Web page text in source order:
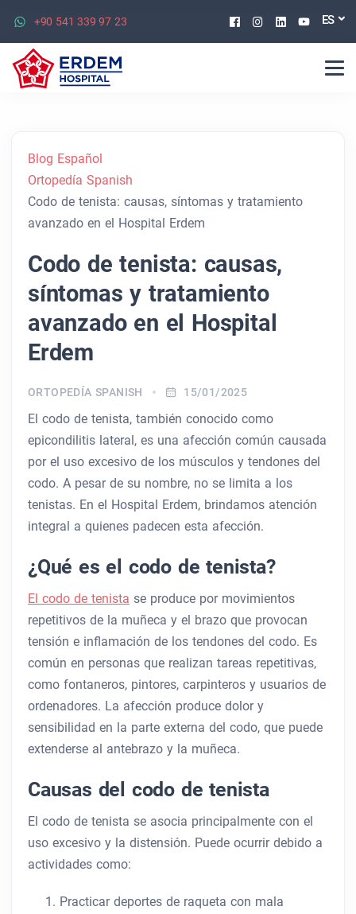
+90 541 339 97 23 Facebook
Instagram
Linkedin
ES
Blog Español
Ortopedía Spanish
Codo de tenista: causas, síntomas y tratamiento
avanzado en el Hospital Erdem
Codo de tenista: causas,
síntomas y tratamiento
avanzado en el Hospital
Erdem
ORTOPEDÍA SPANISH 15/01/2025
El codo de tenista, también conocido como
epicondilitis lateral, es una afección común causada
por el uso excesivo de los músculos y tendones del
codo. A pesar de su nombre, no se limita a los
tenistas. En el Hospital Erdem, brindamos atención
integral a quienes padecen esta afección.
¿Qué es el codo de tenista?
El codo de tenista se produce por movimientos
repetitivos de la muñeca y el brazo que provocan
tensión e inflamación de los tendones del codo. Es
común en personas que realizan tareas repetitivas,
como fontaneros, pintores, carpinteros y usuarios de
ordenadores. La afección produce dolor y
sensibilidad en la parte externa del codo, que puede
extenderse al antebrazo y la muñeca.
Causas del codo de tenista
El codo de tenista se asocia principalmente con el
uso excesivo y la distensión. Puede ocurrir debido a
actividades como:
Practicar deportes de raqueta con mala